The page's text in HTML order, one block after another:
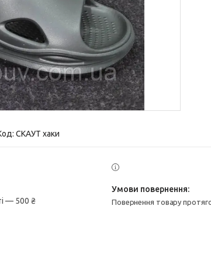
СКАУТ хаки
— 500 ₴
повернення товару